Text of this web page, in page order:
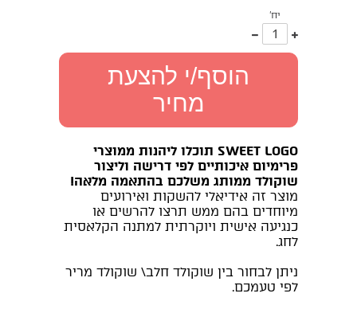
יח'
עוד
אחד
הוסף/י להצעת
מחיר
SWEET LOGO תוכלו ליהנות ממוצרי
פרימיום איכותיים לפי דרישה וליצור
שוקולד ממותג משלכם בהתאמה מלאה!
מוצר זה אידיאלי להשקות ואירועים
מיוחדים בהם ממש תרצו להרשים או
כנגיעה אישית ויוקרתית למתנה הקלאסית
לחג.
ניתן לבחור בין שוקולד חלב\ שוקולד מריר
לפי טעמכם.